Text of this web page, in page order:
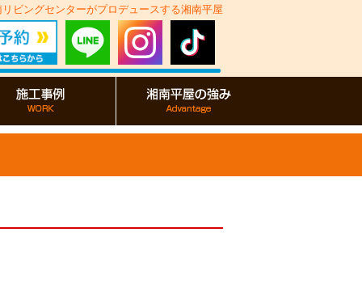
ビングセンターがプロデュースする湘南平屋